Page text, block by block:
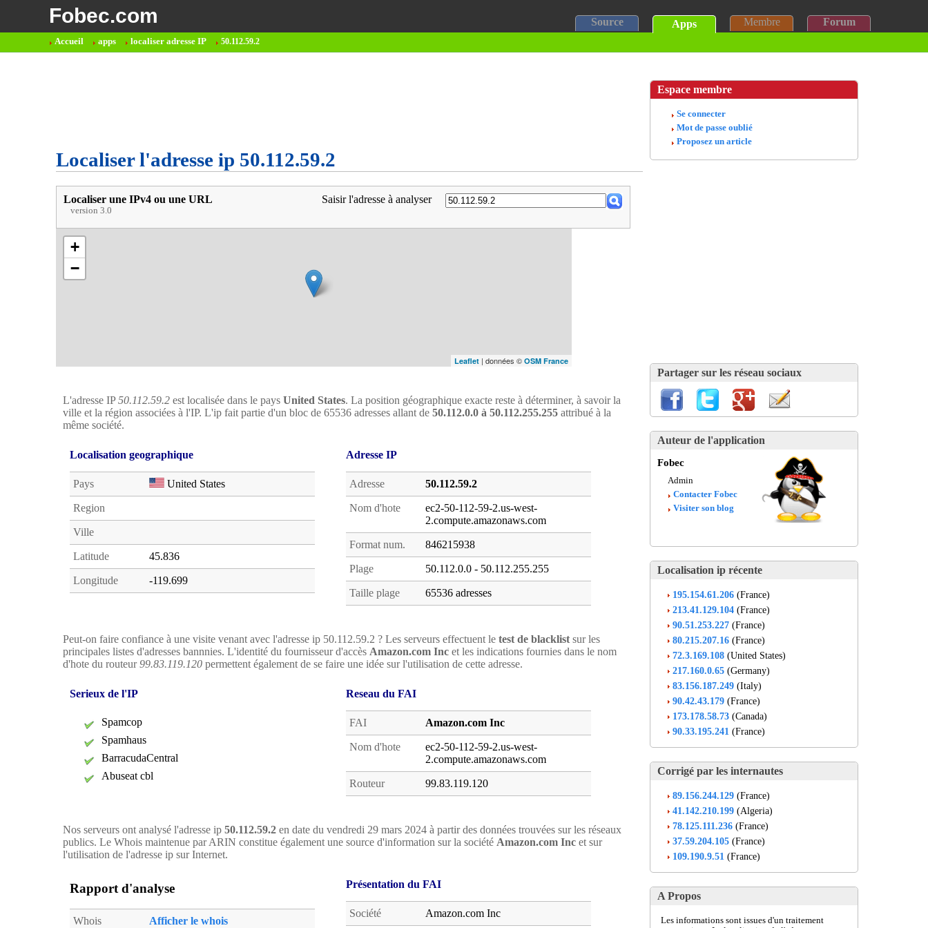
Fobec.com Source Apps Membre Forum
Accueil apps localiser adresse IP 50.112.59.2
Localiser l'adresse ip 50.112.59.2
Localiser une IPv4 ou une URL
version 3.0
Saisir l'adresse à analyser
+
−
Leaflet | données © OSM France
L'adresse IP50.112.59.2 est localisée dans le pays United States. La position géographique exacte reste à déterminer, à savoir la
ville et la région associées à l'IP. L'ip fait partie d'un bloc de 65536 adresses allant de 50.112.0.0 à 50.112.255.255 attribué à la
même société.
Localisation geographique
Pays United States
Region
Ville
Latitude 45.836
Longitude -119.699
Adresse IP
Adresse 50.112.59.2
Nom d'hote
ec2-50-112-59-2.us-west-
2.compute.amazonaws.com
Format num. 846215938
Plage 50.112.0.0 - 50.112.255.255
Taille plage 65536 adresses
Peut-on faire confiance à une visite venant avec l'adresse ip 50.112.59.2 ? Les serveurs effectuent le test de blacklist sur les
principales listes d'adresses bannnies. L'identité du fournisseur d'accès Amazon.com Inc et les indications fournies dans le nom
d'hote du routeur99.83.119.120 permettent également de se faire une idée sur l'utilisation de cette adresse.
Serieux de l'IP
Spamcop
Spamhaus
BarracudaCentral
Abuseat cbl
Reseau du FAI
FAI Amazon.com Inc
Nom d'hote
ec2-50-112-59-2.us-west-
2.compute.amazonaws.com
Routeur 99.83.119.120
Nos serveurs ont analysé l'adresse ip 50.112.59.2 en date du vendredi 29 mars 2024 à partir des données trouvées sur les réseaux
publics. Le Whois maintenue par ARIN constitue également une source d'information sur la société Amazon.com Inc et sur
l'utilisation de l'adresse ip sur Internet.
Rapport d'analyse
Whois Afficher le whois
Présentation du FAI
Société Amazon.com Inc
Espace membre
Se connecter
Mot de passe oublié
Proposez un article
Partager sur les réseau sociaux
Auteur de l'application
Fobec
Admin
Contacter Fobec
Visiter son blog
Localisation ip récente
195.154.61.206 (France)
213.41.129.104 (France)
90.51.253.227 (France)
80.215.207.16 (France)
72.3.169.108 (United States)
217.160.0.65 (Germany)
83.156.187.249 (Italy)
90.42.43.179 (France)
173.178.58.73 (Canada)
90.33.195.241 (France)
Corrigé par les internautes
89.156.244.129 (France)
41.142.210.199 (Algeria)
78.125.111.236 (France)
37.59.204.105 (France)
109.190.9.51 (France)
A Propos
Les informations sont issues d'un traitement